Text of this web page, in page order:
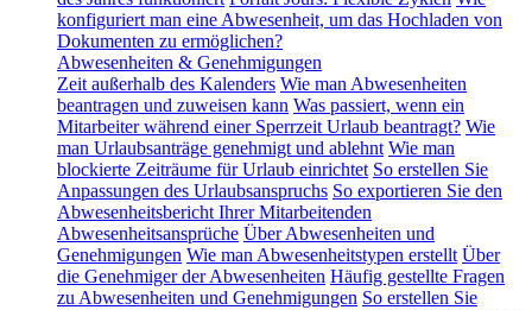
konfiguriert man eine Abwesenheit, um das Hochladen von
Dokumenten zu ermöglichen?
Abwesenheiten & Genehmigungen
Zeit außerhalb des Kalenders Wie man Abwesenheiten
beantragen und zuweisen kann Was passiert, wenn ein
Mitarbeiter während einer Sperrzeit Urlaub beantragt? Wie
man Urlaubsanträge genehmigt und ablehnt Wie man
blockierte Zeiträume für Urlaub einrichtet So erstellen Sie
Anpassungen des Urlaubsanspruchs So exportieren Sie den
Abwesenheitsbericht Ihrer Mitarbeitenden
Abwesenheitsansprüche Über Abwesenheiten und
Genehmigungen Wie man Abwesenheitstypen erstellt Über
die Genehmiger der Abwesenheiten Häufig gestellte Fragen
zu Abwesenheiten und Genehmigungen So erstellen Sie